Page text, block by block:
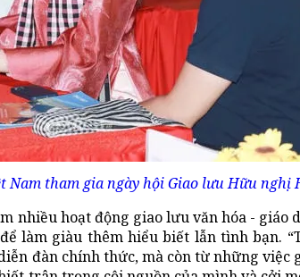
Nam tham gia ngày hội Giao lưu Hữu nghị
nhiều hoạt động giao lưu văn hóa - giáo
làm giàu thêm hiểu biết lẫn tình bạn.
đàn chính thức, mà còn từ những việc